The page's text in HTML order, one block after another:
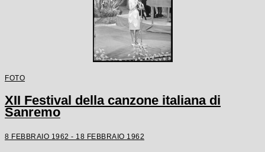
FOTO
XII Festival della canzone italiana di
Sanremo
8 FEBBRAIO 1962 - 18 FEBBRAIO 1962